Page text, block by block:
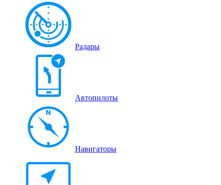
Радары
Автопилоты
Навигаторы